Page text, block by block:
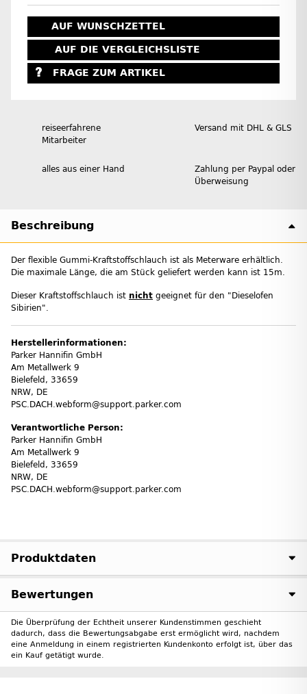
AUF WUNSCHZETTEL
AUF DIE VERGLEICHSLISTE
FRAGE ZUM ARTIKEL
reiseerfahrene
Mitarbeiter
Versand mit DHL & GLS
alles aus einer Hand
Zahlung per Paypal oder
Überweisung
Beschreibung
Der flexible Gummi-Kraftstoffschlauch ist als Meterware erhältlich.
Die maximale Länge, die am Stück geliefert werden kann ist 15m.
Dieser Kraftstoffschlauch ist nicht geeignet für den "Dieselofen
Sibirien".
Herstellerinformationen:
Parker Hannifin GmbH
Am Metallwerk 9
Bielefeld, 33659
NRW, DE
PSC.DACH.webform@support.parker.com
Verantwortliche Person:
Parker Hannifin GmbH
Am Metallwerk 9
Bielefeld, 33659
NRW, DE
PSC.DACH.webform@support.parker.com
Produktdaten
Bewertungen
Die Überprüfung der Echtheit unserer Kundenstimmen geschieht
dadurch, dass die Bewertungsabgabe erst ermöglicht wird, nachdem
eine Anmeldung in einem registrierten Kundenkonto erfolgt ist, über das
ein Kauf getätigt wurde.